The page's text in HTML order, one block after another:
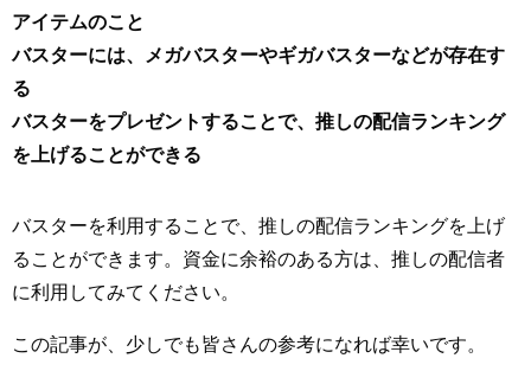
アイテムのこと
バスターには、メガバスターやギガバスターなどが存在す
る
バスターをプレゼントすることで、推しの配信ランキング
を上げることができる
バスターを利用することで、推しの配信ランキングを上げ
ることができます。資金に余裕のある方は、推しの配信者
に利用してみてください。
この記事が、少しでも皆さんの参考になれば幸いです。